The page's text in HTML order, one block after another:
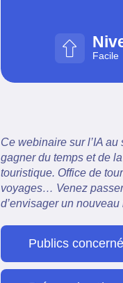
Facile
Ce webinaire sur l’IA
gagner du temps et de
touristique. Office de
voyages… Venez
d’envisager un
Publics